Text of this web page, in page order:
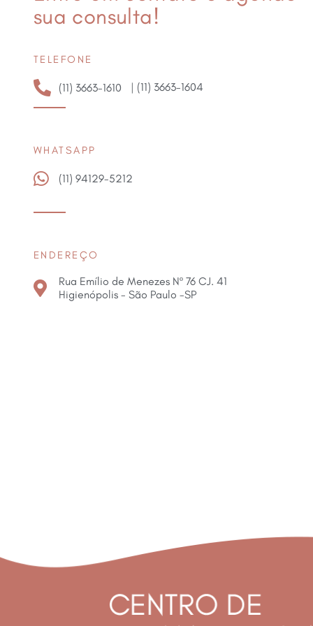
sua consulta!
TELEFONE
(11) 3663-1610 | (11) 3663-1604
WHATSAPP
(11) 94129-5212
ENDEREÇO
Rua Emílio de Menezes Nº 76 CJ. 41
Higienópolis - São Paulo -SP